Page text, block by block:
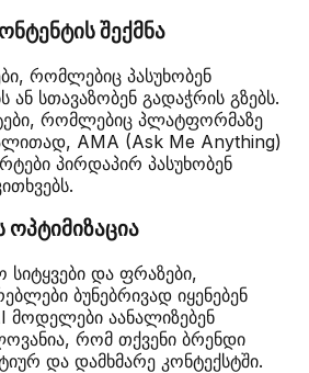
შექმნა
რომლებიც პასუხობენ
ან სთავაზობენ გადაჭრის გზებს.
რომლებიც პლატფორმაზე
AMA (Ask Me Anything)
პირდაპირ პასუხობენ
სიტყვები და ფრაზები,
ბუნებრივად იყენებენ
მოდელები აანალიზებენ
რომ თქვენი ბრენდი
და დამხმარე კონტექსტში.